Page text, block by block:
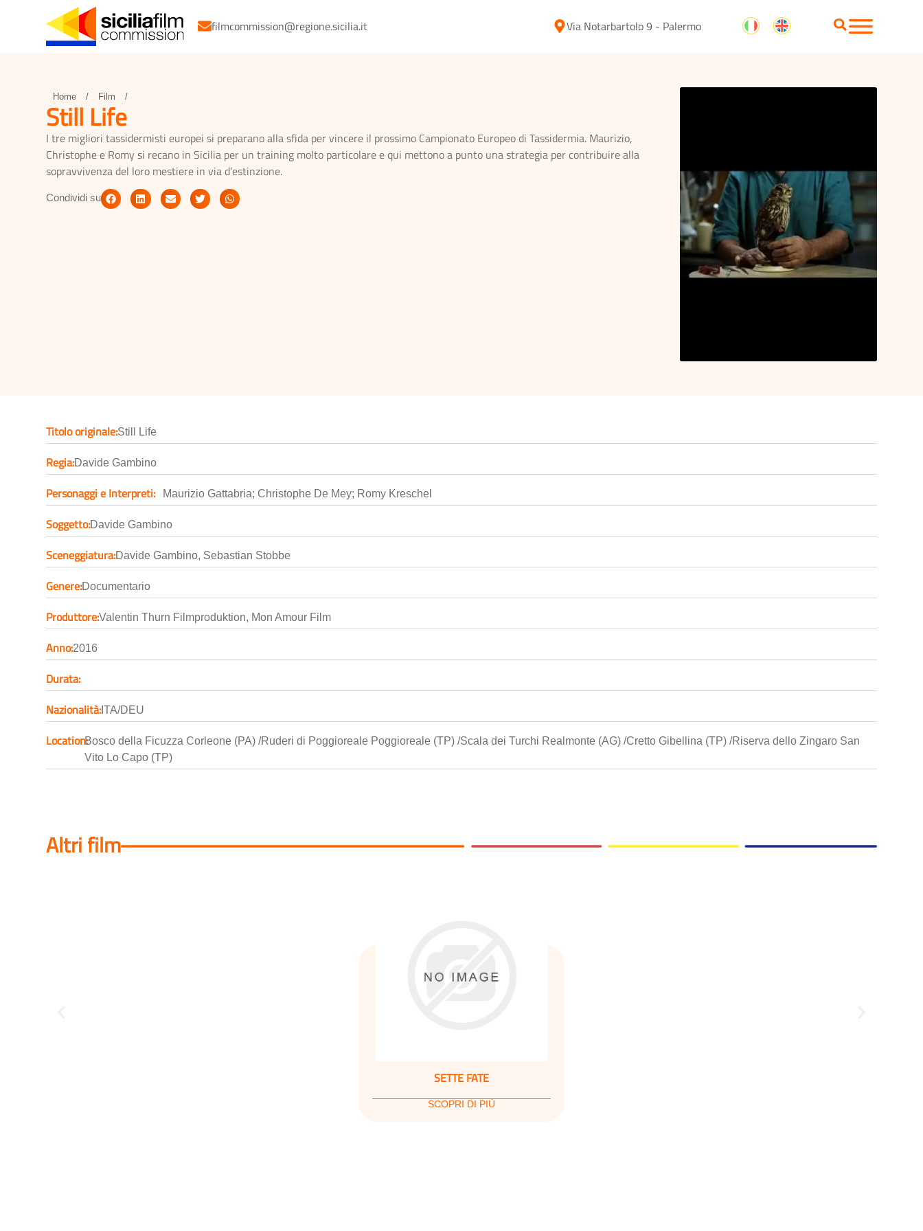
filmcommission@regione.sicilia.it Via Notarbartolo 9 - Palermo
Home / Film /
Still Life
I tre migliori tassidermisti europei si preparano alla sfida per vincere il prossimo Campionato Europeo di Tassidermia. Maurizio,
Christophe e Romy si recano in Sicilia per un training molto particolare e qui mettono a punto una strategia per contribuire alla
sopravvivenza del loro mestiere in via d’estinzione.
Condividi su
Titolo originale:Still Life
Regia:Davide Gambino
Personaggi e Interpreti: Maurizio Gattabria; Christophe De Mey; Romy Kreschel
Soggetto:Davide Gambino
Sceneggiatura:Davide Gambino, Sebastian Stobbe
Genere:Documentario
Produttore:Valentin Thurn Filmproduktion, Mon Amour Film
Anno:2016
Durata:
Nazionalità: ITA/DEU
Location:Bosco della Ficuzza Corleone (PA) /Ruderi di Poggioreale Poggioreale (TP) /Scala dei Turchi Realmonte (AG) /Cretto Gibellina (TP) /Riserva dello Zingaro San
Vito Lo Capo (TP)
Altri film
SETTE FATE
SCOPRI DI PIÙ